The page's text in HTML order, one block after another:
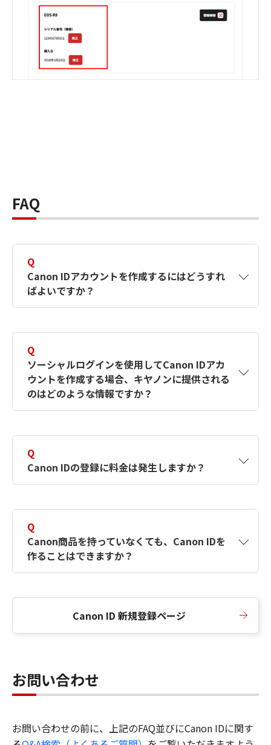
FAQ
Q
Canon IDアカウントを作成するにはどうすれ
ばよいですか？
す。詳しい作成方法は【カメラ】Canon IDとは
何ですか？Canon IDの作成方法は？をご確認く
ださい。
Q
ソーシャルログインを使用してCanon IDアカ
ウントを作成する場合、キヤノンに提供される
のはどのような情報ですか？
択したサービスから取得します。アカウントを
簡単に作成できるように、この情報を使用して
Canon IDの登録フォームを入力します。
Q
Canon IDの登録に料金は発生しますか？
Q
Canon商品を持っていなくても、Canon IDを
作ることはできますか？
Canon ID 新規登録ページ
お問い合わせ
お問い合わせの前に、上記のFAQ並びにCanon IDに関す